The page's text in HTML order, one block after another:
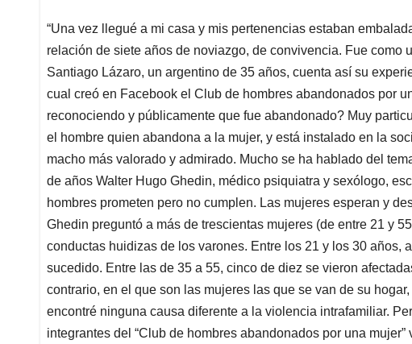
“Una vez llegué a mi casa y mis pertenencias estaban
relación de siete años de noviazgo, de convivencia. Fue como
Santiago Lázaro, un argentino de 35 años, cuenta así su
cual creó en Facebook el Club de hombres abandonados por
reconociendo y públicamente que fue abandonado? Muy
el hombre quien abandona a la mujer, y está instalado en la
macho más valorado y admirado. Mucho se ha hablado del
de años Walter Hugo Ghedin, médico psiquiatra y sexólogo,
hombres prometen pero no cumplen. Las mujeres esperan y
Ghedin preguntó a más de trescientas mujeres (de entre 21 y
conductas huidizas de los varones. Entre los 21 y los 30 años,
sucedido. Entre las de 35 a 55, cinco de diez se vieron
contrario, en el que son las mujeres las que se van de su
encontré ninguna causa diferente a la violencia intrafamiliar.
integrantes del “Club de hombres abandonados por una